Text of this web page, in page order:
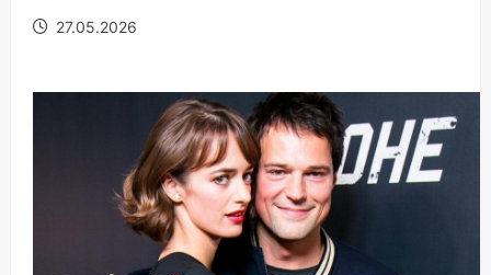
27.05.2026